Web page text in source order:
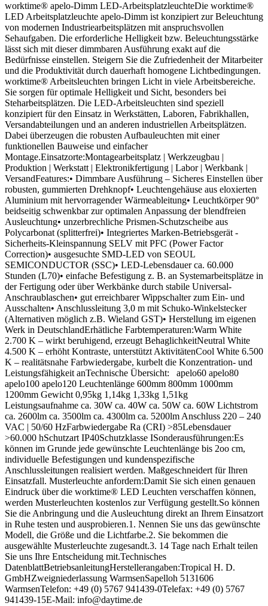
worktime® apelo-Dimm LED-ArbeitsplatzleuchteDie worktime®
LED Arbeitsplatzleuchte apelo-Dimm ist konzipiert zur Beleuchtung
von modernen Industriearbeitsplätzen mit anspruchsvollen
Sehaufgaben. Die erforderliche Helligkeit bzw. Beleuchtungsstärke
lässt sich mit dieser dimmbaren Ausführung exakt auf die
Bedürfnisse einstellen. Steigern Sie die Zufriedenheit der Mitarbeiter
und die Produktivität durch dauerhaft homogene Lichtbedingungen.
worktime® Arbeitsleuchten bringen Licht in viele Arbeitsbereiche.
Sie sorgen für optimale Helligkeit und Sicht, besonders bei
Steharbeitsplätzen. Die LED-Arbeitsleuchten sind speziell
konzipiert für den Einsatz in Werkstätten, Laboren, Fabrikhallen,
Versandabteilungen und an anderen industriellen Arbeitsplätzen.
Dabei überzeugen die robusten Aufbauleuchten mit einer
funktionellen Bauweise und einfacher
Montage.Einsatzorte:Montagearbeitsplatz | Werkzeugbau |
Produktion | Werkstatt | Elektronikfertigung | Labor | Werkbank |
VersandFeatures:• Dimmbare Ausführung – Sicheres Einstellen über
robusten, gummierten Drehknopf• Leuchtengehäuse aus eloxierten
Aluminium mit hervorragender Wärmeableitung• Leuchtkörper 90°
beidseitig schwenkbar zur optimalen Anpassung der blendfreien
Ausleuchtung• unzerbrechliche Prismen-Schutzscheibe aus
Polycarbonat (splitterfrei)• Integriertes Marken-Betriebsgerät -
Sicherheits-Kleinspannung SELV mit PFC (Power Factor
Correction)• ausgesuchte SMD-LED von SEOUL
SEMICONDUCTOR (SSC)• LED-Lebensdauer ca. 60.000
Stunden (L70)• einfache Befestigung z. B. an Systemarbeitsplätze in
der Fertigung oder über Werkbänke durch stabile Universal-
Anschraublaschen• gut erreichbarer Wippschalter zum Ein- und
Ausschalten• Anschlussleitung 3,0 m mit Schuko-Winkelstecker
(Alternativen möglich z.B. Wieland GST)• Herstellung im eigenen
Werk in DeutschlandErhätliche Farbtemperaturen:Warm White
2.700 K – wirkt beruhigend, erzeugt BehaglichkeitNeutral White
4.500 K – erhöht Kontraste, unterstützt AktivitätenCool White 6.500
K – realitätsnahe Farbwiedergabe, kurbelt die Konzentration- und
Leistungsfähigkeit anTechnische Übersicht: apelo60 apelo80
apelo100 apelo120 Leuchtenlänge 600mm 800mm 1000mm
1200mm Gewicht 0,95kg 1,14kg 1,33kg 1,51kg
Leistungsaufnahme ca. 30W ca. 40W ca. 50W ca. 60W Lichtstrom
ca. 2600lm ca. 3500lm ca. 4300lm ca. 5200lm Anschluss 220 – 240
VAC | 50/60 HzFarbwiedergabe Ra (CRI) >85Lebensdauer
>60.000 hSchutzart IP40Schutzklasse ISonderausführungen:Es
können im Grunde jede gewünschte Leuchtenlänge bis 2oo cm,
individuelle Befestigungen und kundenspezifische
Anschlussleitungen realisiert werden. Maßgeschneidert für Ihren
Einsatzfall. Musterleuchte anfordern:Damit Sie sich einen genauen
Eindruck über die worktime® LED Leuchten verschaffen können,
werden Musterleuchten kostenlos zur Verfügung gestellt.So können
Sie die Anbringung und die Ausleuchtung direkt an Ihrem Einsatzort
in Ruhe testen und ausprobieren.1. Nennen Sie uns das gewünschte
Modell, die Größe und die Lichtfarbe.2. Sie bekommen die
ausgewählte Musterleuchte zugesandt.3. 14 Tage nach Erhalt teilen
Sie uns Ihre Entscheidung mit.Technisches
DatenblattBetriebsanleitungHerstellerangaben:Tropical H. D.
GmbHZweigniederlassung WarmsenSapelloh 5131606
WarmsenTelefon: +49 (0) 5767 941439-0Telefax: +49 (0) 5767
941439-15E-Mail: info@daytime.de